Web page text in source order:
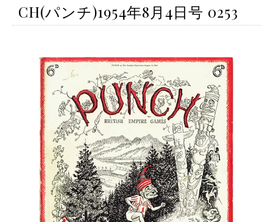
CH(パンチ)1954年8月4日号 0253